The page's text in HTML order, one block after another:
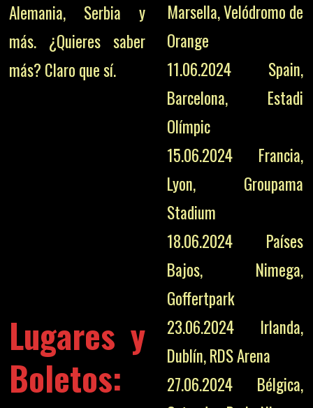
Alemania, Serbia y
más. ¿Quieres saber
más? Claro que sí.
Lugares y
Boletos:
Marsella, Velódromo de
Orange
11.06.2024 Spain,
Barcelona, Estadi
Olímpic
15.06.2024 Francia,
Lyon, Groupama
Stadium
18.06.2024 Países
Bajos, Nimega,
Goffertpark
23.06.2024 Irlanda,
Dublín, RDS Arena
27.06.2024 Bélgica,